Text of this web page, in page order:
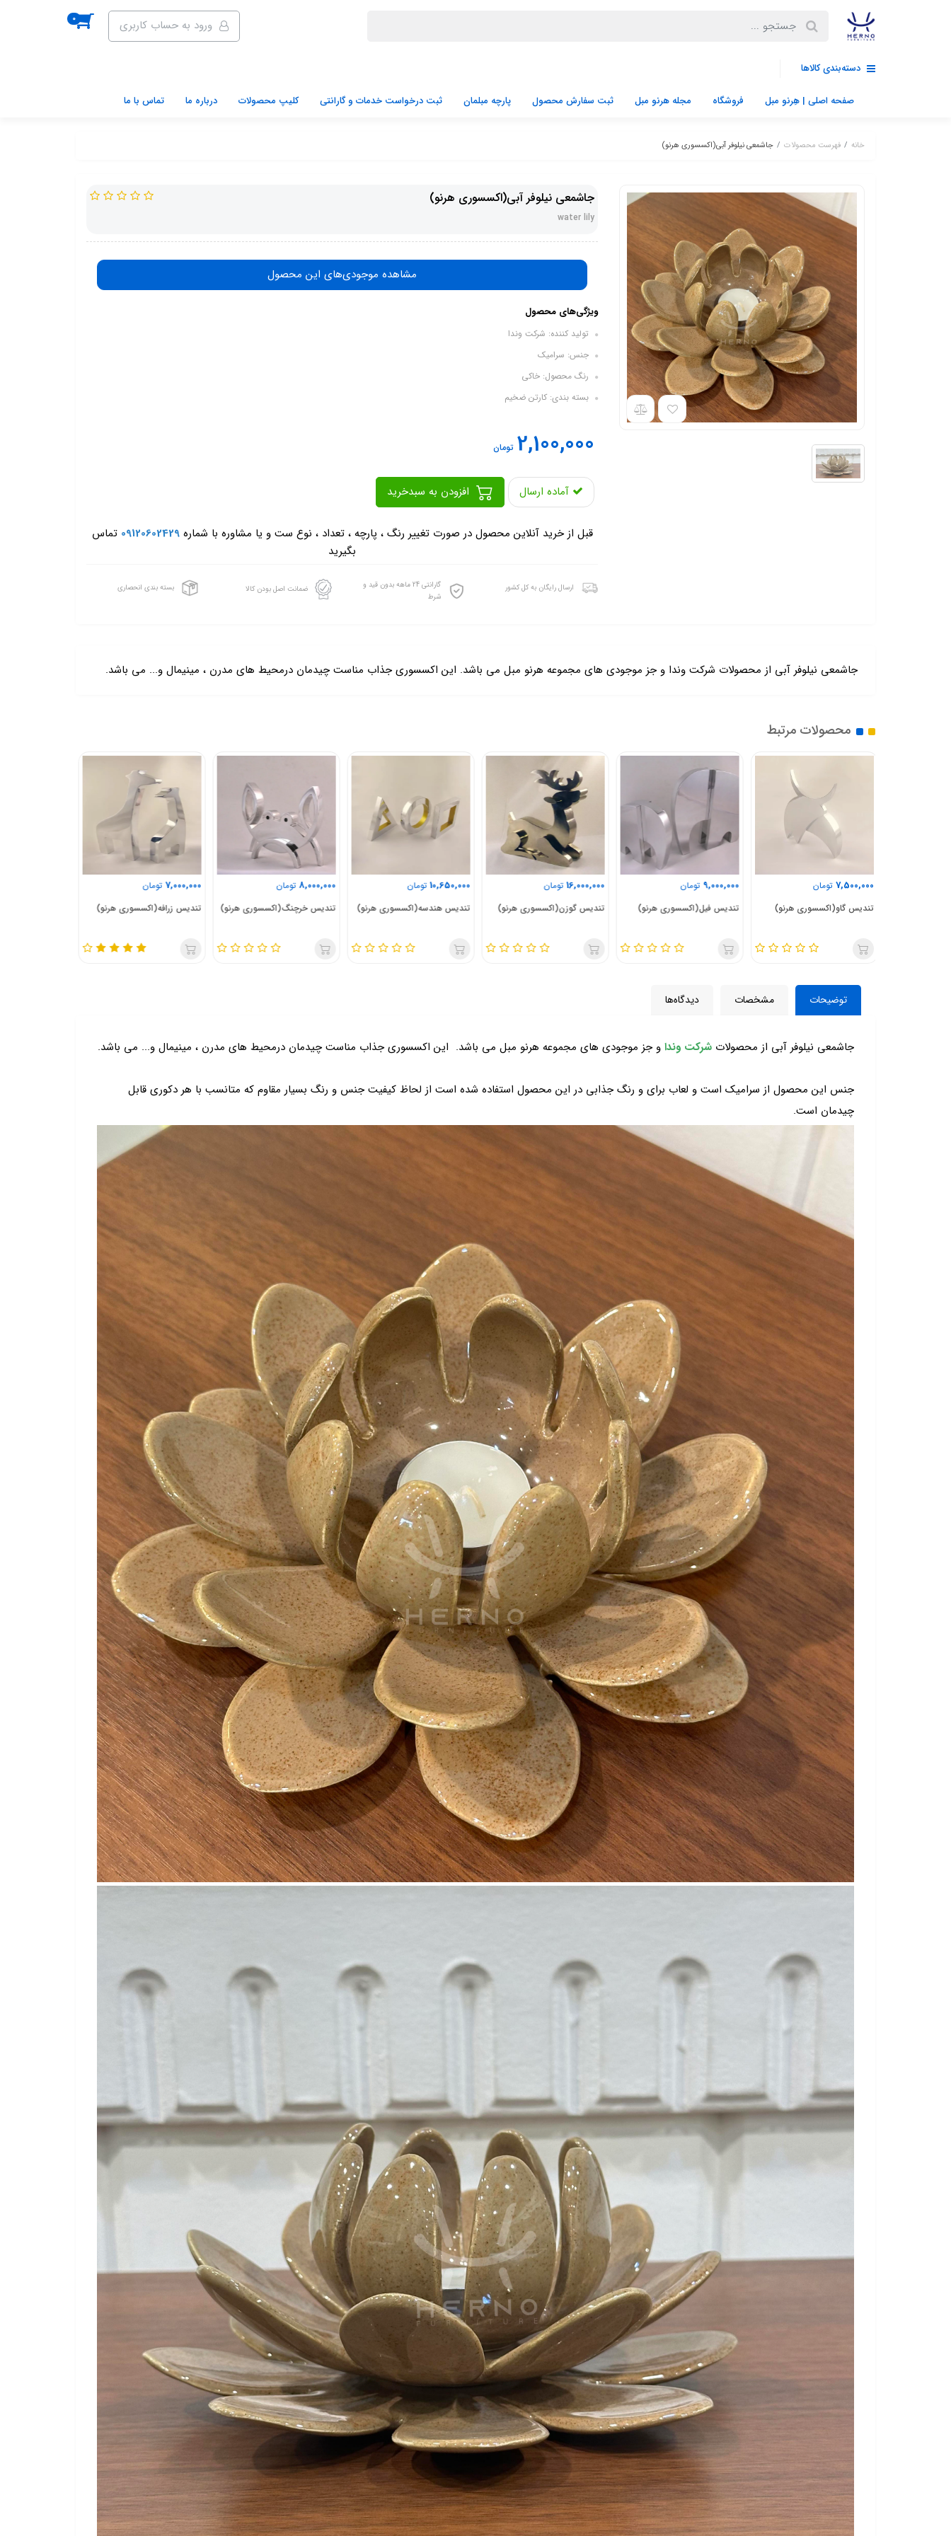
ورود به حساب کاربری 0
دسته‌بندی کالاها
صفحه اصلی | هِرنو مبل فروشگاه مجله هرنو مبل ثبت سفارش محصول پارچه مبلمان ثبت درخواست خدمات و گارانتی کلیپ محصولات درباره ما تماس با ما
خانه فهرست محصولات جاشمعی نیلوفر آبی(اکسسوری هرنو)
جاشمعی نیلوفر آبی(اکسسوری هرنو)
water lily
مشاهده موجودی‌های این محصول
ویژگی‌های محصول
تولید کننده: شرکت وندا
جنس: سرامیک
رنگ محصول: خاکی
بسته بندی: کارتن ضخیم
2,100,000 تومان
آماده ارسال
قبل از خرید آنلاین محصول در صورت تغییر رنگ ، پارچه ، تعداد ، نوع ست و یا مشاوره با شماره09120602429 تماس
بگیرید
ارسال رایگان به کل کشور
گارانتی 24 ماهه بدون قید و
شرط
ضمانت اصل بودن کالا بسته بندی انحصاری
جاشمعی نیلوفر آبی از محصولات شرکت وندا و جز موجودی های مجموعه هرنو مبل می باشد. این اکسسوری جذاب مناست چیدمان درمحیط های مدرن ، مینیمال و... می باشد.
محصولات مرتبط
9,000,000 تومان
تندیس فیل(اکسسوری هرنو)
16,000,000 تومان
تندیس گوزن(اکسسوری هرنو)
10,650,000 تومان
تندیس هندسه(اکسسوری هرنو)
8,000,000 تومان
تندیس خرچنگ(اکسسوری هرنو)
7,000,000 تومان
تندیس زرافه(اکسسوری هرنو)
9,000,000 تومان
تندیس اسب نشسته و
توضیحات مشخصات دیدگاه‌ها
جاشمعی نیلوفر آبی از محصولات شرکت وندا و جز موجودی های مجموعه هرنو مبل می باشد. این اکسسوری جذاب مناست چیدمان درمحیط های مدرن ، مینیمال و... می باشد.
جنس این محصول از سرامیک است و لعاب برای و رنگ جذابی در این محصول استفاده شده است از لحاظ کیفیت جنس و رنگ بسیار مقاوم که متانسب با هر دکوری قابل
چیدمان است.